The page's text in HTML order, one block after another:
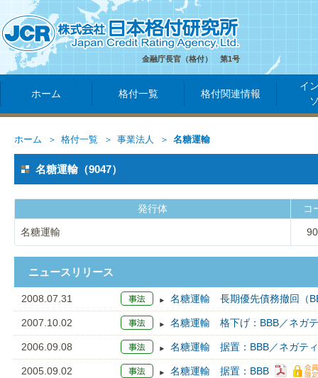
金融庁長官（格付） 第1号
ホーム 格付一覧 格付関連情報
イ
ホーム 格付一覧 事業法人 名糖運輸
名糖運輸（9047）
発行体 コ
名糖運輸
ニュースリリース
2008.07.31 名糖運輸 長期優先債務撤回（
2007.10.02 名糖運輸 格下げ：BBB／ネガ
2006.09.08 名糖運輸 据置：BBB／ネガテ
2005.09.02 名糖運輸 据置：BBB